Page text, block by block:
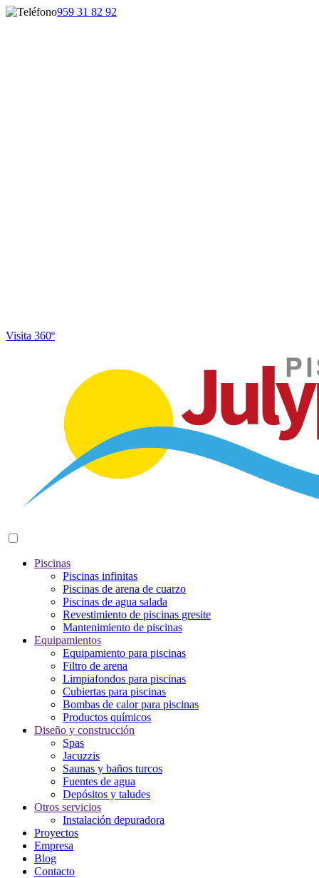
959 31 82 92
Visita 360º
Piscinas
Piscinas infinitas
Piscinas de arena de cuarzo
Piscinas de agua salada
Revestimiento de piscinas gresite
Mantenimiento de piscinas
Equipamientos
Equipamiento para piscinas
Filtro de arena
Limpiafondos para piscinas
Cubiertas para piscinas
Bombas de calor para piscinas
Productos químicos
Diseño y construcción
Spas
Jacuzzis
Saunas y baños turcos
Fuentes de agua
Depósitos y taludes
Otros servicios
Instalación depuradora
Proyectos
Empresa
Blog
Contacto